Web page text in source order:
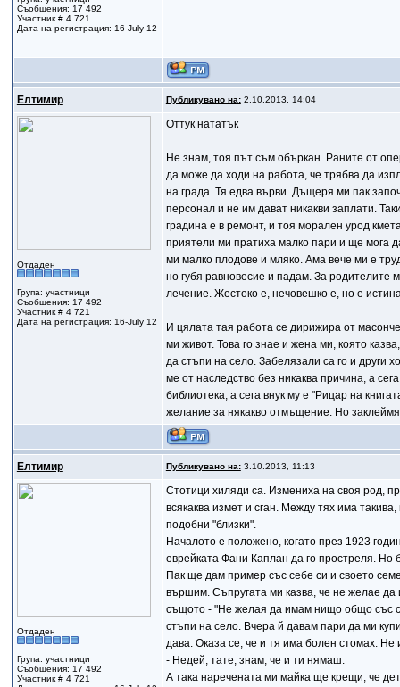
Съобщения: 17 492
Участник # 4 721
Дата на регистрация: 16-July 12
Елтимир Публикувано на:2.10.2013, 14:04
Отдаден
Група: участници
Съобщения: 17 492
Участник # 4 721
Дата на регистрация: 16-July 12
Оттук нататък
Не знам, тоя път съм объркан. Раните от
да може да ходи на работа, че трябва да
на града. Тя едва върви. Дъщеря ми пак
персонал и не им дават никакви заплати.
градина е в ремонт, и тоя морален урод
приятели ми пратиха малко пари и ще мога
ми малко плодове и мляко. Ама вече ми е
но губя равновесие и падам. За родителите
лечение. Жестоко е, нечовешко е, но е
И цялата тая работа се дирижира от
ми живот. Това го знае и жена ми, която
да стъпи на село. Забелязали са го и други
ме от наследство без никаква причина, а
библиотека, а сега внук му е "Рицар на
желание за някакво отмъщение. Но
Елтимир Публикувано на:3.10.2013, 11:13
Отдаден
Група: участници
Съобщения: 17 492
Участник # 4 721
Стотици хиляди са. Измениха на своя род,
всякаква измет и сган. Между тях има
подобни "близки".
Началото е положено, когато през 1923
еврейката Фани Каплан да го простреля. Но
Пак ще дам пример със себе си и своето
вършим. Съпругата ми казва, че не желае
същото - "Не желая да имам нищо общо със
стъпи на село. Вчера й давам пари да ми
дава. Оказа се, че и тя има болен стомах. Не
- Недей, тате, знам, че и ти нямаш.
А така наречената ми майка ще крещи, че